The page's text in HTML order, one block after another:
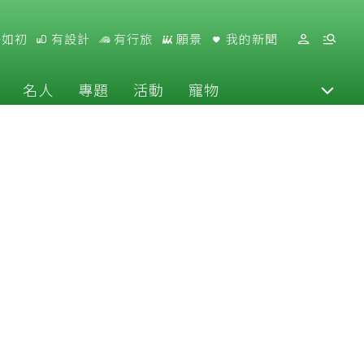
初 有設計 有行旅 願景 我的新聞
名人 專題 活動 寵物